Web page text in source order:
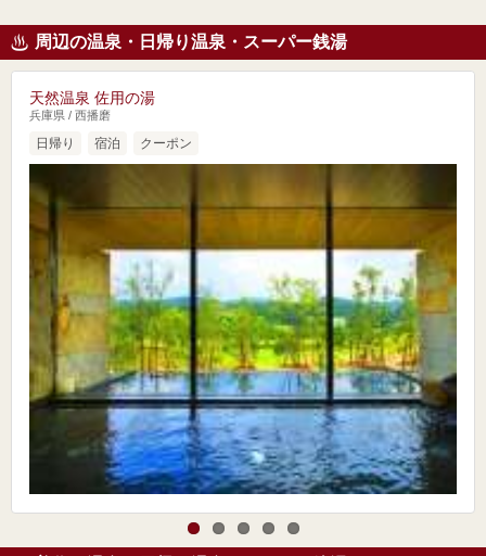
周辺の温泉・日帰り温泉・スーパー銭湯
天然温泉 佐用の湯
兵庫県 / 西播磨
日帰り 宿泊 クーポン